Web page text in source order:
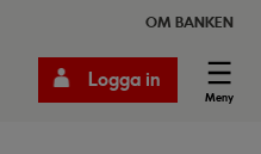
OM BANKEN
Meny
Logga in